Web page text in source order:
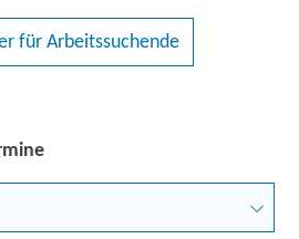
für Arbeitssuchende